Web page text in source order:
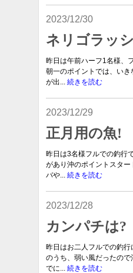
2023/12/30
ネリゴラッ
昨日は午前ハーフ1名様、
朝一のポイントでは、い
が出... 続きを読む
2023/12/29
正月用の魚!
昨日は3名様フルでの釣行
があり沖のポイントスタ
バや... 続きを読む
2023/12/28
カンパチは?
昨日はお二人フルでの釣
のうち、弱い風だったの
でに... 続きを読む